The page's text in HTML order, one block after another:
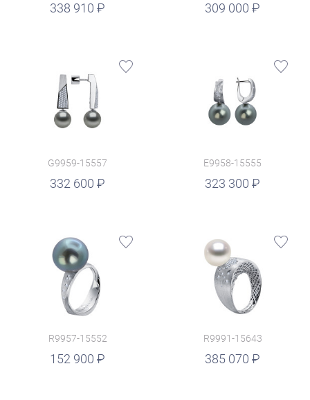
338 910 309 000
руб.
G9959-15557
332 600
E9958-15555
323 300
руб.
R9957-15552
152 900
R9991-15643
385 070
руб.